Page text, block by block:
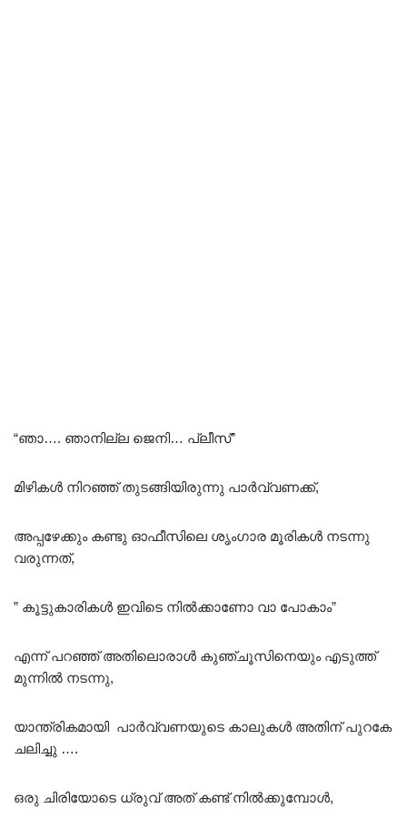
“ഞാ…. ഞാനില്ല ജെനി… പ്ലീസ്”
മിഴികൾ നിറഞ്ഞ് തുടങ്ങിയിരുന്നു പാർവ്വണക്ക്,
അപ്പഴേക്കും കണ്ടു ഓഫീസിലെ ശൃംഗാര മൂരികൾ നടന്നു
വരുന്നത്,
” കൂട്ടുകാരികൾ ഇവിടെ നിൽക്കാണോ വാ പോകാം”
എന്ന് പറഞ്ഞ് അതിലൊരാൾ കുഞ്ചൂസിനെയും എടുത്ത്
മുന്നിൽ നടന്നു,
യാന്ത്രികമായി പാർവ്വണയുടെ കാലുകൾ അതിന് പുറകേ
ചലിച്ചു ….
ഒരു ചിരിയോടെ ധ്രുവ് അത് കണ്ട് നിൽക്കുമ്പോൾ,